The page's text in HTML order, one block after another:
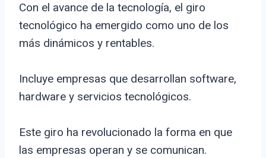
Con el avance de la tecnología, el giro
tecnológico ha emergido como uno de los
más dinámicos y rentables.
Incluye empresas que desarrollan software,
hardware y servicios tecnológicos.
Este giro ha revolucionado la forma en que
las empresas operan y se comunican.